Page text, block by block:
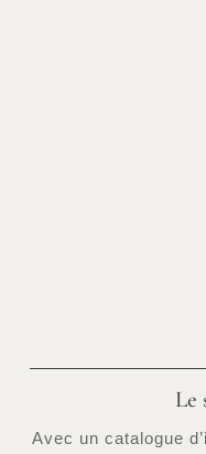
Le
Avec un catalogue